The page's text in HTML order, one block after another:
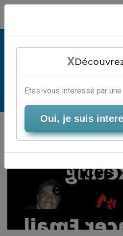
Best Practices
- Plateforme
Serveur-
X
Etes-vous interessé par
Oui, je suis